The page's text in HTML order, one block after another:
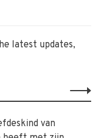
latest updates,
van